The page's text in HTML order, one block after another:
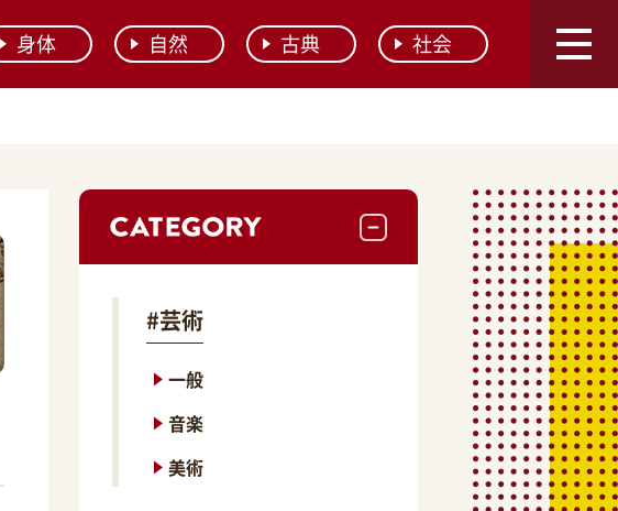
身体 自然 古典 社会
#芸術
一般
音楽
美術